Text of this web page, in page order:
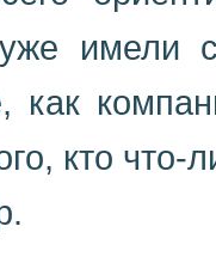
имели
как
кто что-